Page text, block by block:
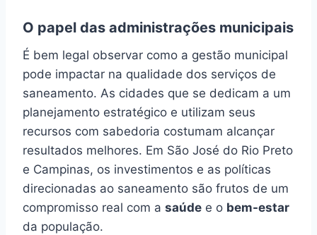
O papel das administrações municipais
É bem legal observar como a gestão municipal
pode impactar na qualidade dos serviços de
saneamento. As cidades que se dedicam a um
planejamento estratégico e utilizam seus
recursos com sabedoria costumam alcançar
resultados melhores. Em São José do Rio Preto
e Campinas, os investimentos e as políticas
direcionadas ao saneamento são frutos de um
compromisso real com a saúde e o bem-estar
da população.